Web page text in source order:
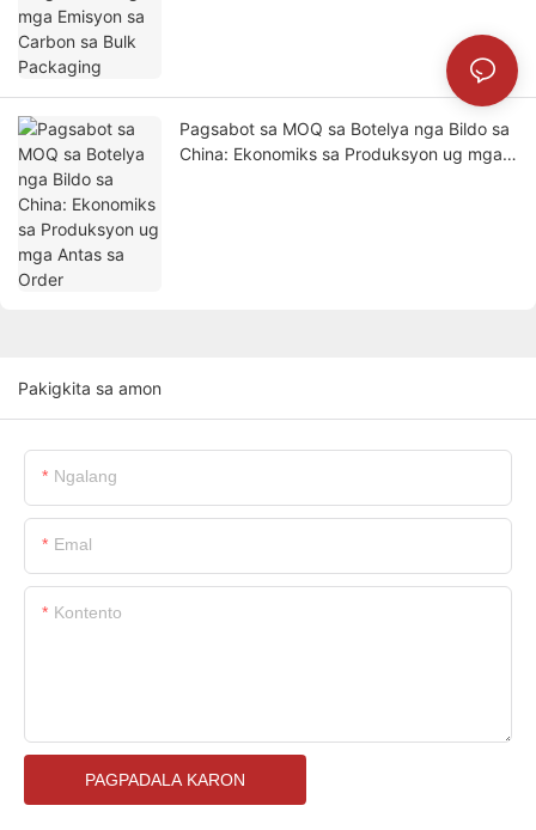
Pagsabot sa MOQ sa Botelya nga Bildo sa
China: Ekonomiks sa Produksyon ug mga
Pakigkita sa amon
Ngalang
Emal
Kontento
PAGPADALA KARON